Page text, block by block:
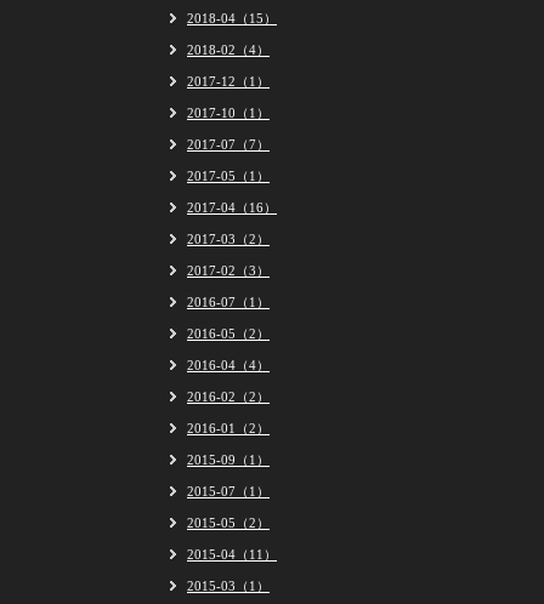
2018-04（15）
2018-02（4）
2017-12（1）
2017-10（1）
2017-07（7）
2017-05（1）
2017-04（16）
2017-03（2）
2017-02（3）
2016-07（1）
2016-05（2）
2016-04（4）
2016-02（2）
2016-01（2）
2015-09（1）
2015-07（1）
2015-05（2）
2015-04（11）
2015-03（1）